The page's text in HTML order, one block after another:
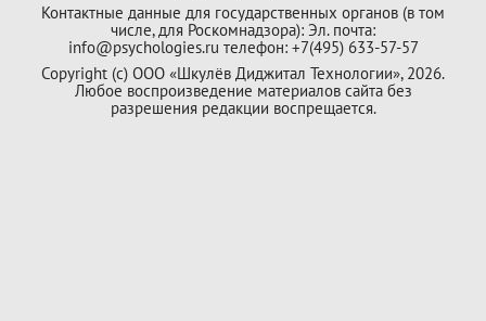
Контактные данные для государственных органов (в том
числе, для Роскомнадзора): Эл. почта:
info@psychologies.ru телефон: +7(495) 633-57-57
Copyright (с) ООО «Шкулёв Диджитал Технологии», 2026.
Любое воспроизведение материалов сайта без
разрешения редакции воспрещается.